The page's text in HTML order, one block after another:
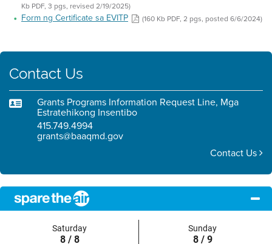
Kb PDF, 3 pgs, revised 2/19/2025)
Form ng Certificate sa EVITP (160 Kb PDF, 2 pgs, posted 6/6/2024)
Contact Us
Grants Programs Information Request Line, Mga
Estratehikong Insentibo
415.749.4994
grants@baaqmd.gov
Contact Us
Saturday
8 / 8
Sunday
8 / 9